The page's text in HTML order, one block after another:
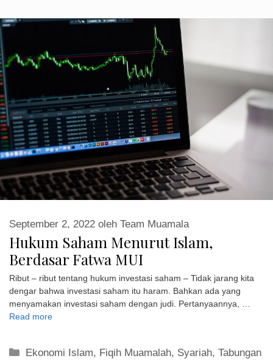
Hukum Saham Menurut Islam,
Berdasar Fatwa MUI
September 2, 2022 oleh Team Muamala
Ribut – ribut tentang hukum investasi saham – Tidak jarang kita
dengar bahwa investasi saham itu haram. Bahkan ada yang
menyamakan investasi saham dengan judi. Pertanyaannya, …
Read more
Kategori
Ekonomi Islam, Fiqih Muamalah, Syariah,Tabungan